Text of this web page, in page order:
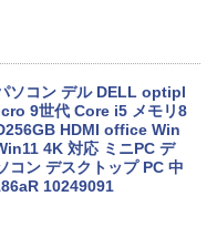
10世代 Core i3/i5選択可
Office 2024付き メモリ
15.6型 Webカメラ テ
ネス 在宅勤務 学生向け
ソコン デル DELL optipl
9世代 Core i5 メモリ8
HDMI office Win
4K 対応 ミニPC デ
コン デスクトップ PC 中
10249091